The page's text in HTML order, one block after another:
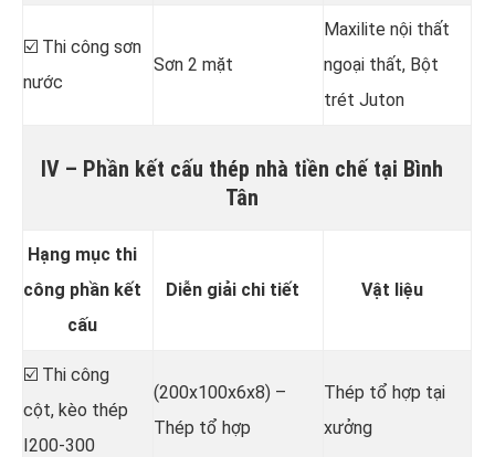
☑️ Thi công sơn
nước
Sơn 2 mặt
Maxilite nội thất
ngoại thất, Bột
trét Juton
IV – Phần kết cấu thép nhà tiền chế tại Bình
Tân
Hạng mục thi
công phần kết
cấu
Diễn giải chi tiết Vật liệu
☑️ Thi công
cột, kèo thép
I200-300
(200x100x6x8) –
Thép tổ hợp
Thép tổ hợp tại
xưởng